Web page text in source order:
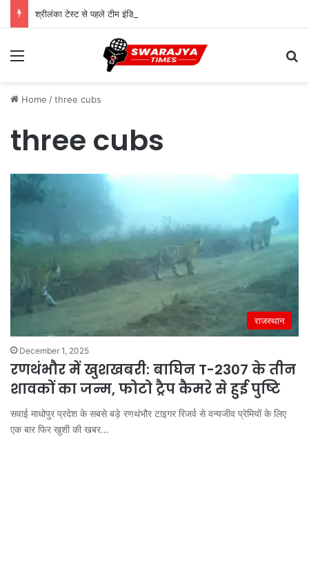
Menu
Home /three cubs
three cubs
राजस्थान
December 1, 2025
रणथंभौर में खुशखबरी: बाघिन T-2307 के तीन
शावकों का जन्म, फोटो ट्रैप कैमरे से हुई पुष्टि
सवाई माधोपुर प्रदेश के सबसे बड़े रणथंभौर टाइगर रिजर्व से वन्यजीव प्रेमियों के लिए
एक बार फिर खुशी की खबर…